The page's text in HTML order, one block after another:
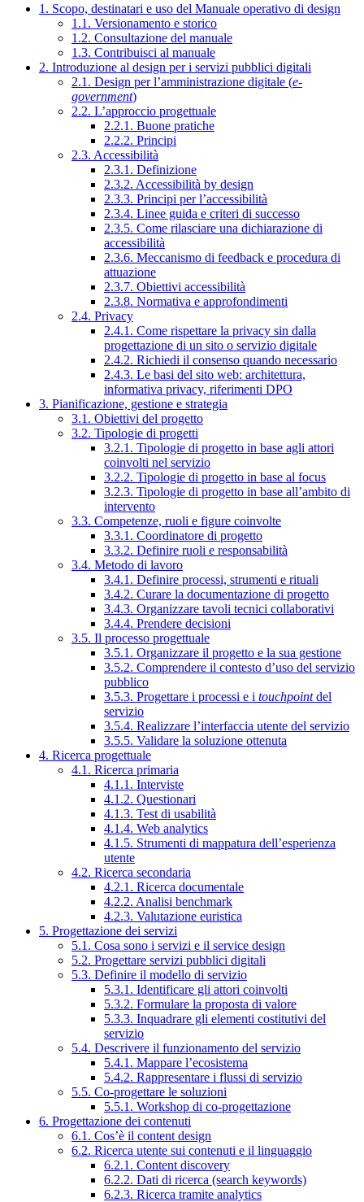
1. Scopo, destinatari e uso del Manuale operativo di design
1.1. Versionamento e storico
1.2. Consultazione del manuale
1.3. Contribuisci al manuale
2. Introduzione al design per i servizi pubblici digitali
2.1. Design per l’amministrazione digitale (e-
government)
2.2. L’approccio progettuale
2.2.1. Buone pratiche
2.2.2. Principi
2.3. Accessibilità
2.3.1. Definizione
2.3.2. Accessibilità by design
2.3.3. Principi per l’accessibilità
2.3.4. Linee guida e criteri di successo
2.3.5. Come rilasciare una dichiarazione di
accessibilità
2.3.6. Meccanismo di feedback e procedura di
attuazione
2.3.7. Obiettivi accessibilità
2.3.8. Normativa e approfondimenti
2.4. Privacy
2.4.1. Come rispettare la privacy sin dalla
progettazione di un sito o servizio digitale
2.4.2. Richiedi il consenso quando necessario
2.4.3. Le basi del sito web: architettura,
informativa privacy, riferimenti DPO
3. Pianificazione, gestione e strategia
3.1. Obiettivi del progetto
3.2. Tipologie di progetti
3.2.1. Tipologie di progetto in base agli attori
coinvolti nel servizio
3.2.2. Tipologie di progetto in base al focus
3.2.3. Tipologie di progetto in base all’ambito di
intervento
3.3. Competenze, ruoli e figure coinvolte
3.3.1. Coordinatore di progetto
3.3.2. Definire ruoli e responsabilità
3.4. Metodo di lavoro
3.4.1. Definire processi, strumenti e rituali
3.4.2. Curare la documentazione di progetto
3.4.3. Organizzare tavoli tecnici collaborativi
3.4.4. Prendere decisioni
3.5. Il processo progettuale
3.5.1. Organizzare il progetto e la sua gestione
3.5.2. Comprendere il contesto d’uso del servizio
pubblico
3.5.3. Progettare i processi e i touchpointdel
servizio
3.5.4. Realizzare l’interfaccia utente del servizio
3.5.5. Validare la soluzione ottenuta
4. Ricerca progettuale
4.1. Ricerca primaria
4.1.1. Interviste
4.1.2. Questionari
4.1.3. Test di usabilità
4.1.4. Web analytics
4.1.5. Strumenti di mappatura dell’esperienza
utente
4.2. Ricerca secondaria
4.2.1. Ricerca documentale
4.2.2. Analisi benchmark
4.2.3. Valutazione euristica
5. Progettazione dei servizi
5.1. Cosa sono i servizi e il service design
5.2. Progettare servizi pubblici digitali
5.3. Definire il modello di servizio
5.3.1. Identificare gli attori coinvolti
5.3.2. Formulare la proposta di valore
5.3.3. Inquadrare gli elementi costitutivi del
servizio
5.4. Descrivere il funzionamento del servizio
5.4.1. Mappare l’ecosistema
5.4.2. Rappresentare i flussi di servizio
5.5. Co-progettare le soluzioni
5.5.1. Workshop di co-progettazione
6. Progettazione dei contenuti
6.1. Cos’è il content design
6.2. Ricerca utente sui contenuti e il linguaggio
6.2.1. Content discovery
6.2.2. Dati di ricerca (search keywords)
6.2.3. Ricerca tramite analytics